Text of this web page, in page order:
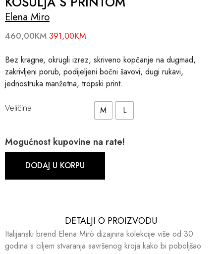
Elena Miro
460,00KM 391,00KM
Bez kragne, okrugli izrez, skriveno kopčanje na dugmad,
zakrivljeni porub, podijeljeni bočni šavovi, dugi rukavi,
jednostruka manžetna, tropski print.
Veličina M L
Mogućnost kupovine na rate!
DODAJ U KORPU
DETALJI O PROIZVODU​​
Italijanski brend Elena Mirò dizajnira kolekcije više od 30
godina s ciljem stvaranja savršenog kroja kako bi poboljšao